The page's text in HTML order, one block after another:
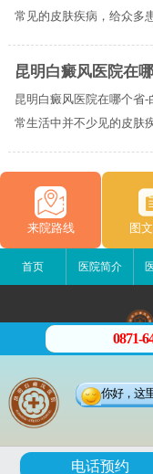
常见的皮肤疾病，给众多
昆明白癜风医院在
昆明白癜风医院在哪个省
常生活中并不少见的皮肤
来院路线 图
首页 医院简介
版
0871-
你好，这
电话预约